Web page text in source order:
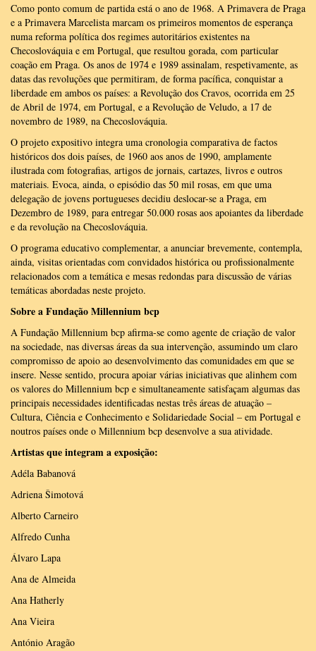
Como ponto comum de partida está o ano de 1968. A Primavera de Praga
e a Primavera Marcelista marcam os primeiros momentos de esperança
numa reforma política dos regimes autoritários existentes na
Checoslováquia e em Portugal, que resultou gorada, com particular
coação em Praga. Os anos de 1974 e 1989 assinalam, respetivamente, as
datas das revoluções que permitiram, de forma pacífica, conquistar a
liberdade em ambos os países: a Revolução dos Cravos, ocorrida em 25
de Abril de 1974, em Portugal, e a Revolução de Veludo, a 17 de
novembro de 1989, na Checoslováquia.
O projeto expositivo integra uma cronologia comparativa de factos
históricos dos dois países, de 1960 aos anos de 1990, amplamente
ilustrada com fotografias, artigos de jornais, cartazes, livros e outros
materiais. Evoca, ainda, o episódio das 50 mil rosas, em que uma
delegação de jovens portugueses decidiu deslocar-se a Praga, em
Dezembro de 1989, para entregar 50.000 rosas aos apoiantes da liberdade
e da revolução na Checoslováquia.
O programa educativo complementar, a anunciar brevemente, contempla,
ainda, visitas orientadas com convidados histórica ou profissionalmente
relacionados com a temática e mesas redondas para discussão de várias
temáticas abordadas neste projeto.
Sobre a Fundação Millennium bcp
A Fundação Millennium bcp afirma-se como agente de criação de valor
na sociedade, nas diversas áreas da sua intervenção, assumindo um claro
compromisso de apoio ao desenvolvimento das comunidades em que se
insere. Nesse sentido, procura apoiar várias iniciativas que alinhem com
os valores do Millennium bcp e simultaneamente satisfaçam algumas das
principais necessidades identificadas nestas três áreas de atuação –
Cultura, Ciência e Conhecimento e Solidariedade Social – em Portugal e
noutros países onde o Millennium bcp desenvolve a sua atividade.
Artistas que integram a exposição:
Adéla Babanová
Adriena Šimotová
Alberto Carneiro
Alfredo Cunha
Álvaro Lapa
Ana de Almeida
Ana Hatherly
Ana Vieira
António Aragão